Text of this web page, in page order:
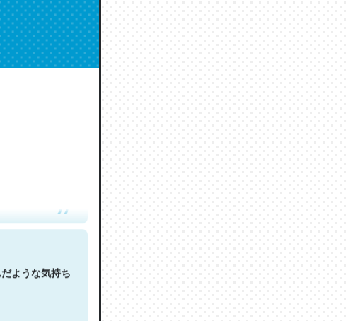
める人は原文
ような気持ち